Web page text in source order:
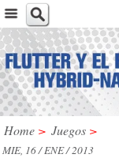
Home > Juegos >
MIE, 16 / ENE / 2013